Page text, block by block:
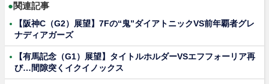
●関連記事
【阪神C（G2）展望】7Fの“鬼”ダイアトニックVS前年覇者グレ
ナディアガーズ
【有馬記念（G1）展望】タイトルホルダーVSエフフォーリア再
び…間隙突くイクイノックス